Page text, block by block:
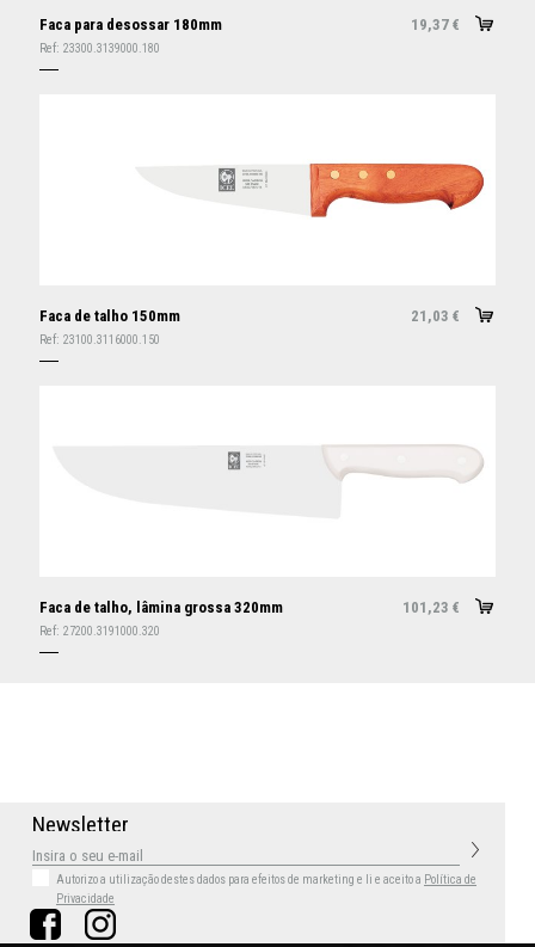
Faca para desossar 180mm 19,37 €
Ref: 23300.3139000.180
Faca de talho 150mm 21,03 €
Ref: 23100.3116000.150
Faca de talho, lâmina grossa 320mm 101,23 €
Ref: 27200.3191000.320
Newsletter
Autorizo a utilização destes dados para efeitos de marketing e li e aceito a Política de
Privacidade